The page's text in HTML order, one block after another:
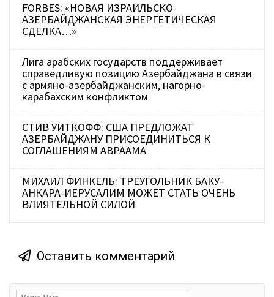
FORBES: «НОВАЯ ИЗРАИЛЬСКО-
АЗЕРБАЙДЖАНСКАЯ ЭНЕРГЕТИЧЕСКАЯ
СДЕЛКА…»
Лига арабских государств поддерживает
справедливую позицию Азербайджана в связи
с армяно-азербайджанским, нагорно-
карабахским конфликтом
СТИВ УИТКОФФ: США ПРЕДЛОЖАТ
АЗЕРБАЙДЖАНУ ПРИСОЕДИНИТЬСЯ К
СОГЛАШЕНИЯМ АВРААМА
МИХАИЛ ФИНКЕЛЬ: ТРЕУГОЛЬНИК БАКУ-
АНКАРА-ИЕРУСАЛИМ МОЖЕТ СТАТЬ ОЧЕНЬ
ВЛИЯТЕЛЬНОЙ СИЛОЙ
Оставить комментарий